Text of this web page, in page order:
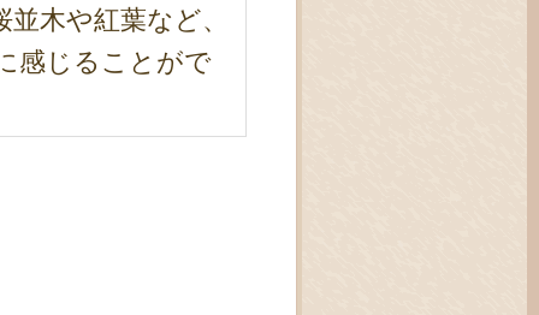
木や紅葉など、
感じることがで